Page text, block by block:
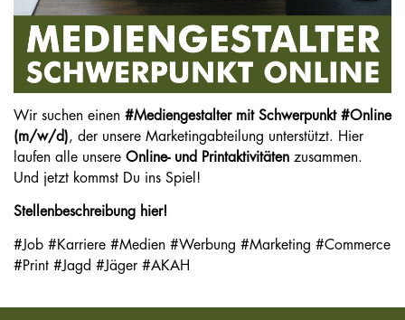
Wir suchen einen #Mediengestalter mit Schwerpunkt #Online
(m/w/d), der unsere Marketingabteilung unterstützt. Hier
laufen alle unsere Online- und Printaktivitäten zusammen.
Und jetzt kommst Du ins Spiel!
Stellenbeschreibung hier!
#Job #Karriere #Medien #Werbung #Marketing #Commerce
#Print #Jagd #Jäger #AKAH